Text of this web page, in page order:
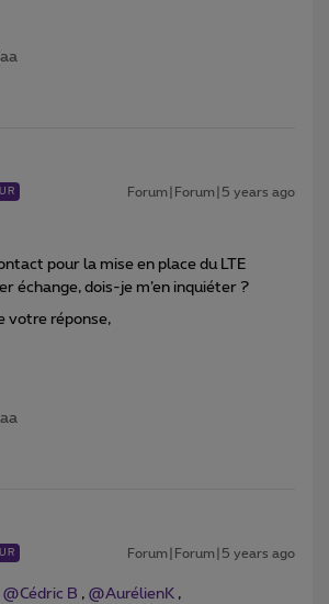
Forum|Forum|5 years ago
pour la mise en place du LTE
échange, dois-je m’en inquiéter ?
votre réponse,
Forum|Forum|5 years ago
@Cédric B , @AurélienK ,